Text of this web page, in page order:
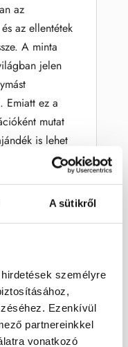
A sütikről
személyre
Ezenkívül
partnereinkkel
vonatkozó
az
az ellentétek
A minta
jelen
Emiatt ez a
mutat
is lehet
a selymes,
szerkezete.
illik
választják
és
kialakítani.